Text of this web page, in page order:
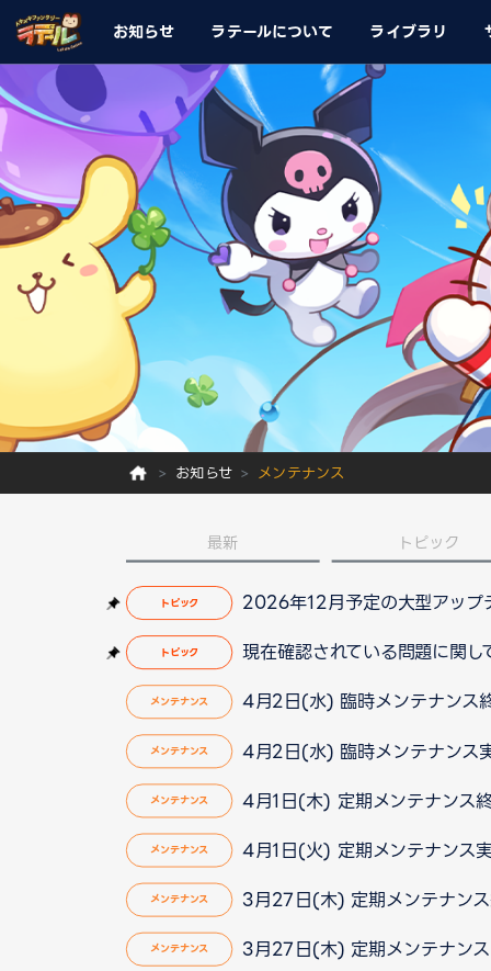
お知らせ ラテールについて ライブラリ
お知らせ メンテナンス
最新 トピック
トピック 2026年12月予定の大型アップ
トピック 現在確認されている問題に関
メンテナンス 4月2日(水) 臨時メンテナン
メンテナンス 4月2日(水) 臨時メンテナンス
メンテナンス 4月1日(木) 定期メンテナンス
メンテナンス 4月1日(火) 定期メンテナンス
メンテナンス 3月27日(木) 定期メンテナン
メンテナンス 3月27日(木) 定期メンテナン